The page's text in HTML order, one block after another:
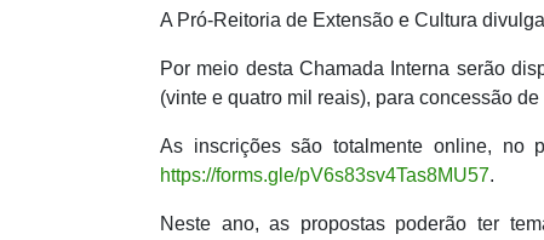
A Pró-Reitoria de Extensão e Cultura
Por meio desta Chamada Interna serão
(vinte e quatro mil reais), para concessão
As inscrições são totalmente online,
https://forms.gle/pV6s83sv4Tas8MU57.
Neste ano, as propostas poderão ter